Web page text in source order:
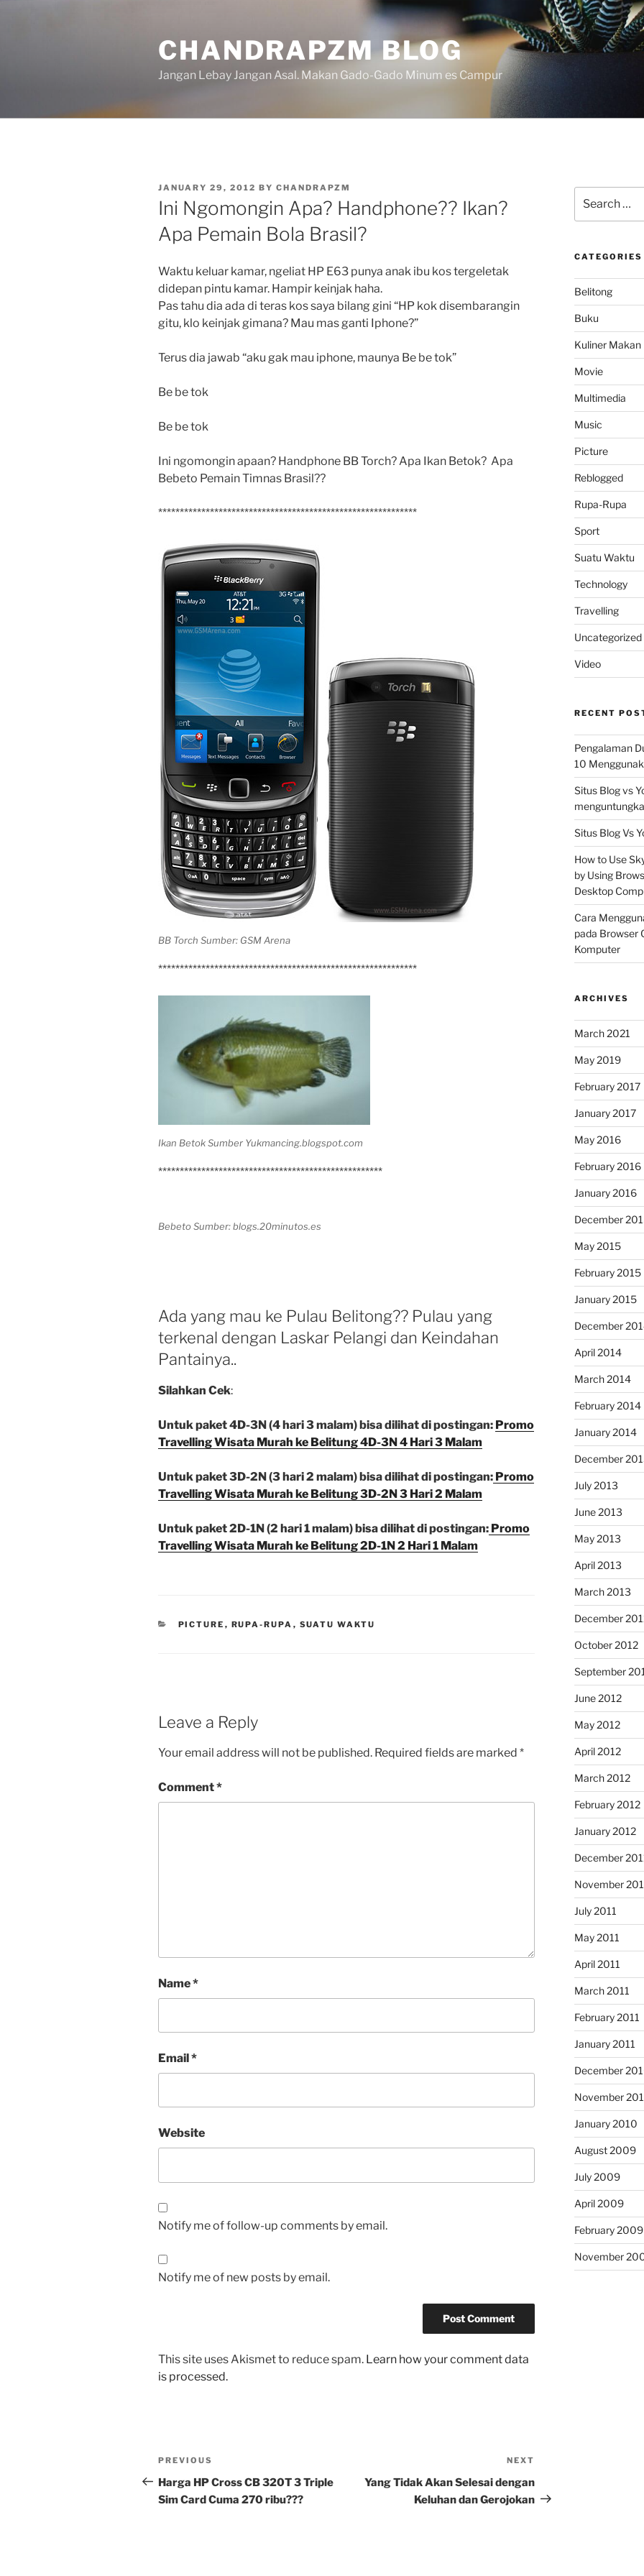
CHANDRAPZM BLOG
Jangan Lebay Jangan Asal. Makan Gado-Gado Minum es Campur
POSTED
ON
JANUARY 29, 2012 BY CHANDRAPZM
Ini Ngomongin Apa? Handphone?? Ikan?
Apa Pemain Bola Brasil?
Waktu keluar kamar, ngeliat HP E63 punya anak ibu kos tergeletak
didepan pintu kamar. Hampir keinjak haha.
Pas tahu dia ada di teras kos saya bilang gini “HP kok disembarangin
gitu, klo keinjak gimana? Mau mas ganti Iphone?”
Terus dia jawab “aku gak mau iphone, maunya Be be tok”
Be be tok
Be be tok
Ini ngomongin apaan? Handphone BB Torch? Apa Ikan Betok? Apa
Bebeto Pemain Timnas Brasil??
************************************************************
BB Torch Sumber: GSM Arena
************************************************************
Ikan Betok Sumber Yukmancing.blogspot.com
****************************************************
Bebeto Sumber: blogs.20minutos.es
Ada yang mau ke Pulau Belitong?? Pulau yang
terkenal dengan Laskar Pelangi dan Keindahan
Pantainya..
Silahkan Cek:
Untuk paket 4D-3N (4 hari 3 malam) bisa dilihat di postingan: Promo
Travelling Wisata Murah ke Belitung 4D-3N 4 Hari 3 Malam
Untuk paket 3D-2N (3 hari 2 malam) bisa dilihat di postingan: Promo
Travelling Wisata Murah ke Belitung 3D-2N 3 Hari 2 Malam
Untuk paket 2D-1N (2 hari 1 malam) bisa dilihat di postingan: Promo
Travelling Wisata Murah ke Belitung 2D-1N 2 Hari 1 Malam
CATEGORIES
PICTURE , RUPA-RUPA , SUATU WAKTU
Leave a Reply
Your email address will not be published. Required fields are marked *
Comment*
Name*
Email*
Website
Notify me of follow-up comments by email.
Notify me of new posts by email.
This site uses Akismet to reduce spam. Learn how your comment data
is processed.
Post
navigation
Previous
Post
PREVIOUS
Harga HP Cross CB 320T 3 Triple
Sim Card Cuma 270 ribu???
Post
NEXT
Yang Tidak Akan Selesai dengan
Keluhan dan Gerojokan
for:
CATEGORIES
Belitong
Buku
Kuliner Makan
Movie
Multimedia
Music
Picture
Reblogged
Rupa-Rupa
Sport
Suatu Waktu
Technology
Travelling
Uncategorized
Video
RECENT
Pengalaman
10
Situs Blog vs
Situs Blog Vs
How to Use
by Using
Desktop
Cara
pada Browser
Komputer
ARCHIVES
March 2021
May 2019
February 2017
January 2017
May 2016
February 2016
January 2016
December
May 2015
February 2015
January 2015
December
April 2014
March 2014
February 2014
January 2014
December
July 2013
June 2013
May 2013
April 2013
March 2013
December
October 2012
September
June 2012
May 2012
April 2012
March 2012
February 2012
January 2012
December
November
July 2011
May 2011
April 2011
March 2011
February 2011
January 2011
December
November
January 2010
August 2009
July 2009
April 2009
February 2009
November